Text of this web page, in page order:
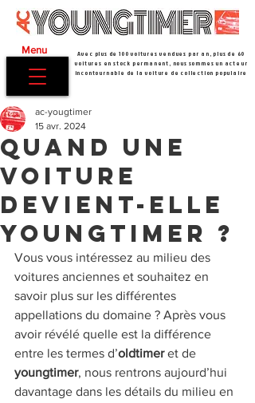
Menu
Avec plus de 100 voitures vendues par an, plus de 60
voitures en stock permanent, nous sommes un acteur
incontournable de la voiture de collection populaire
Quand une
voiture
devient-elle
youngtimer ?
ac-yougtimer
15 avr. 2024
Vous vous intéressez au milieu des
voitures anciennes et souhaitez en
savoir plus sur les différentes
appellations du domaine ? Après vous
avoir révélé quelle est la différence
entre les termes d’oldtimer et de
youngtimer, nous rentrons aujourd’hui
davantage dans les détails du milieu en